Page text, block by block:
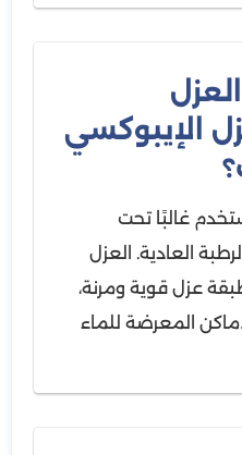
الإيبوكسي
غالبًا تحت
العادية. العزل
عزل قوية ومرنة،
المعرضة للماء